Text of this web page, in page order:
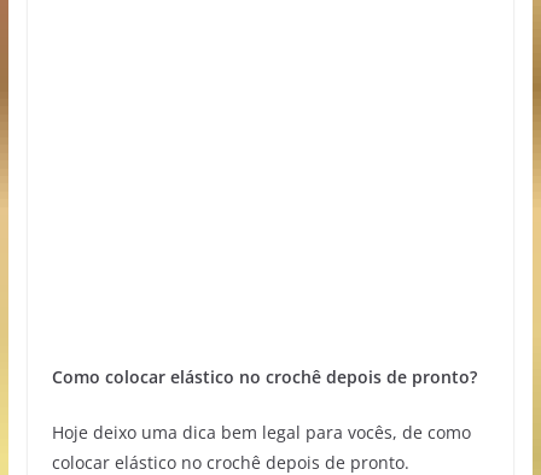
Como colocar elástico no crochê depois de pronto?
Hoje deixo uma dica bem legal para vocês, de como
colocar elástico no crochê depois de pronto.